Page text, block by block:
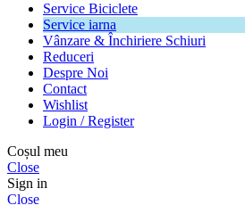
Service Biciclete
Service iarna
Vânzare & Închiriere Schiuri
Reduceri
Despre Noi
Contact
Wishlist
Login / Register
Coșul meu
Close
Sign in
Close